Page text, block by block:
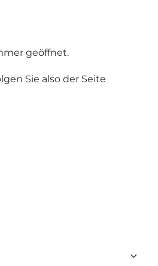
geöffnet.
Sie also der Seite